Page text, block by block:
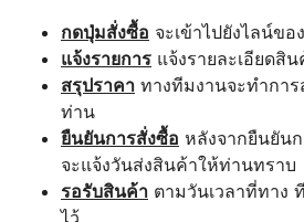
กดปุ่มสั่งซื้อ จะเข้าไปยังไลน์ขอ
แจ้งรายการ แจ้งรายละเอียดสิ
สรุปราคา ทางทีมงานจะทำกา
ท่าน
ยืนยันการสั่งซื้อ หลังจากยืนยัน
จะแจ้งวันส่งสินค้าให้ท่านทราบ
รอรับสินค้า ตามวันเวลาที่ทาง
ไว้